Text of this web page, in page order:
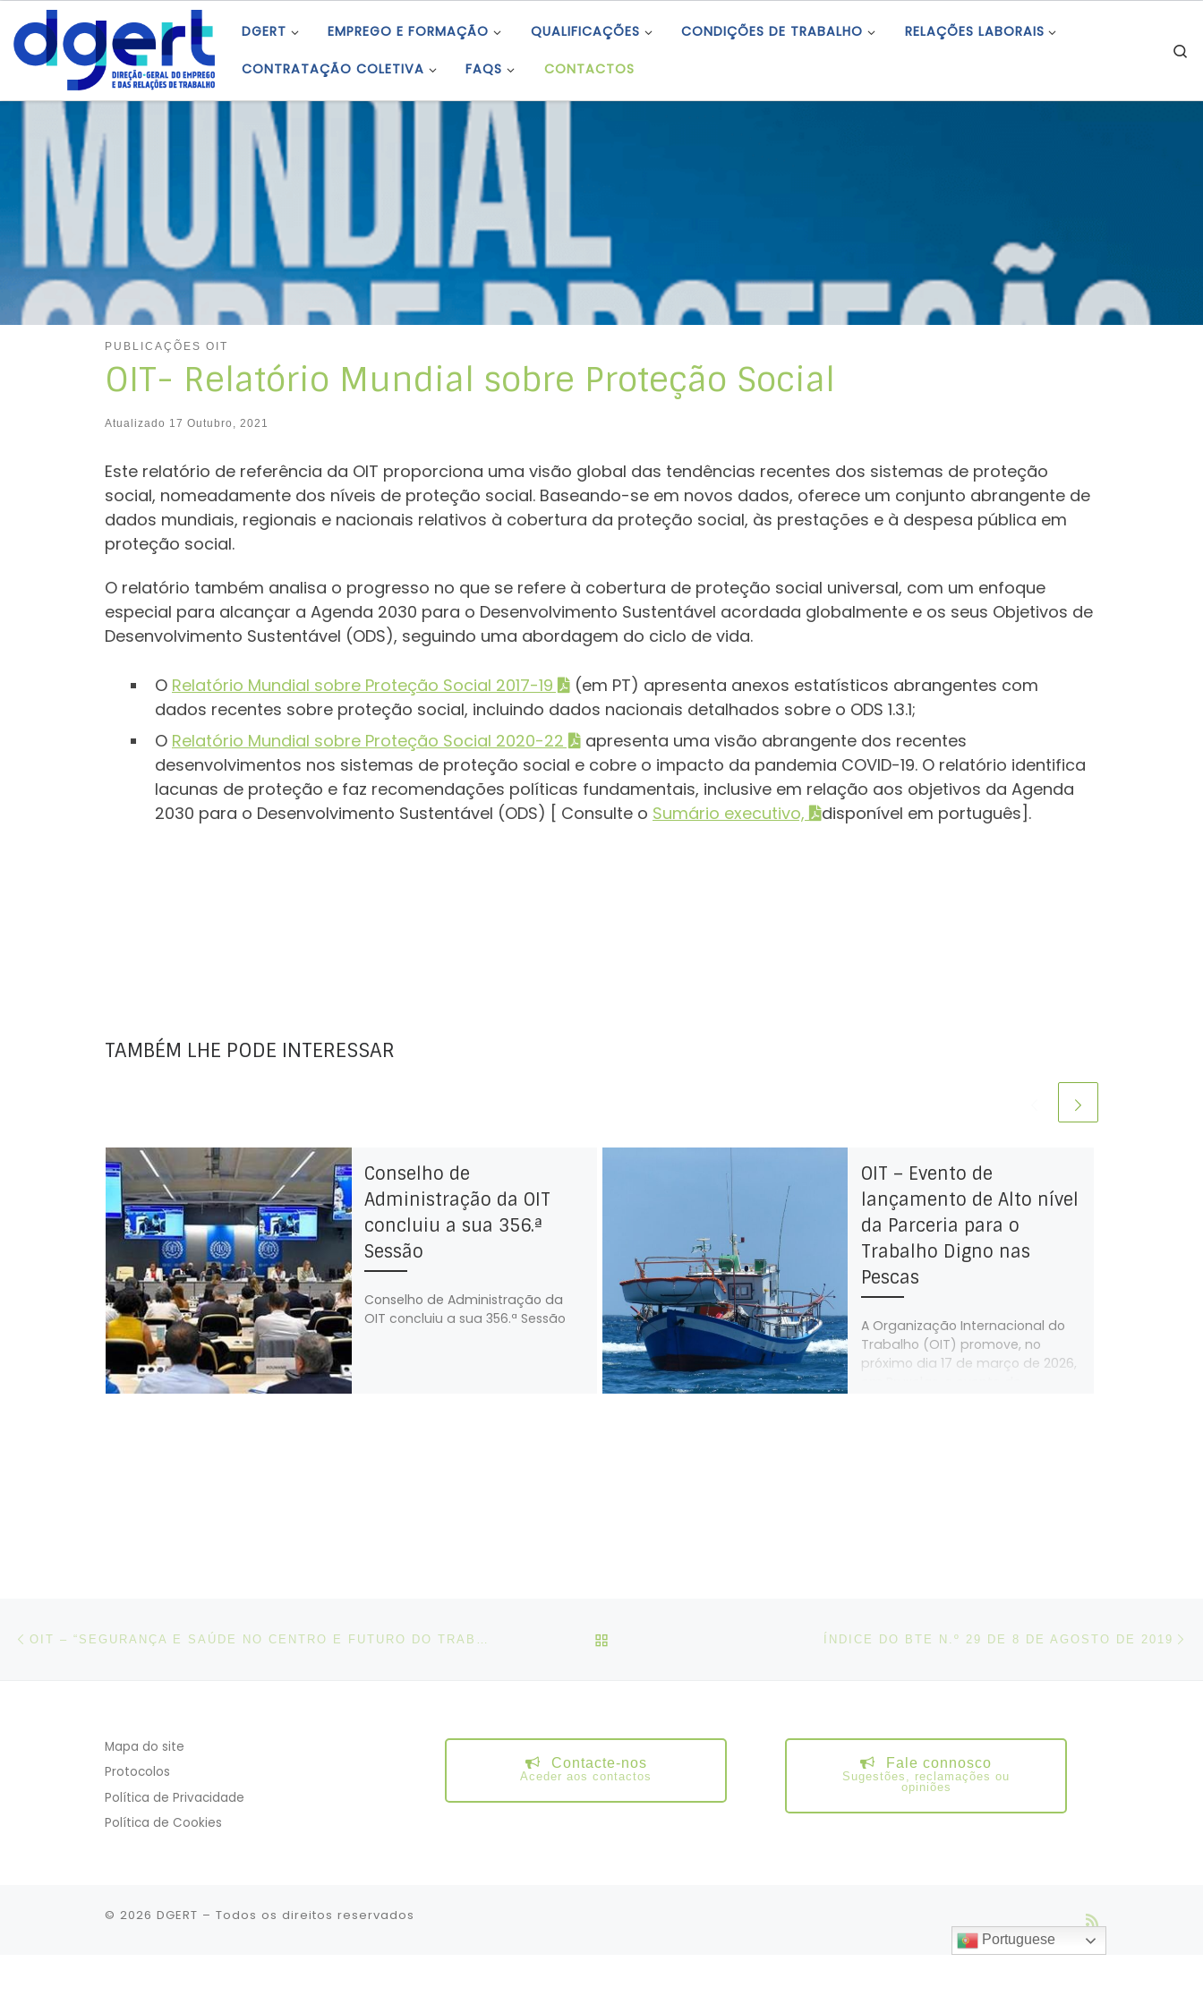
Skip to content DGERT EMPREGO E FORMAÇÃO QUALIFICAÇÕES CONDIÇÕES DE TRABALHO RELAÇÕES LABORAIS
CONTRATAÇÃO COLETIVA FAQS CONTACTOS
PUBLICAÇÕES OIT
OIT- Relatório Mundial sobre Proteção Social
Atualizado 17 Outubro, 2021
Este relatório de referência da OIT proporciona uma visão global das tendências recentes dos sistemas de proteção
social, nomeadamente dos níveis de proteção social. Baseando-se em novos dados, oferece um conjunto abrangente de
dados mundiais, regionais e nacionais relativos à cobertura da proteção social, às prestações e à despesa pública em
proteção social.
O relatório também analisa o progresso no que se refere à cobertura de proteção social universal, com um enfoque
especial para alcançar a Agenda 2030 para o Desenvolvimento Sustentável acordada globalmente e os seus Objetivos de
Desenvolvimento Sustentável (ODS), seguindo uma abordagem do ciclo de vida.
O Relatório Mundial sobre Proteção Social 2017-19
(em PT) apresenta anexos estatísticos abrangentes com
dados recentes sobre proteção social, incluindo dados nacionais detalhados sobre o ODS 1.3.1;
O Relatório Mundial sobre Proteção Social 2020-22
apresenta uma visão abrangente dos recentes
desenvolvimentos nos sistemas de proteção social e cobre o impacto da pandemia COVID-19. O relatório identifica
lacunas de proteção e faz recomendações políticas fundamentais, inclusive em relação aos objetivos da Agenda
2030 para o Desenvolvimento Sustentável (ODS) [ Consulte o Sumário executivo, disponível em português].
TAMBÉM LHE PODE INTERESSAR
Conselho de
Administração da OIT
concluiu a sua 356.ª
Sessão
Conselho de Administração da
OIT concluiu a sua 356.ª Sessão
OIT – Evento de
lançamento de Alto nível
da Parceria para o
Trabalho Digno nas
Pescas
A Organização Internacional do
Trabalho (OIT) promove, no
próximo dia 17 de março de 2026,
Post navigation VOLTAR À LISTA DE ARTIGOSÍNDICE DO BTE N.º 29 DE 8 DE AGOSTO DE 2019
Mapa do site
Protocolos
Política de Privacidade
Política de Cookies
Contacte-nos
Aceder aos contactos
Fale connosco
Sugestões, reclamações ou
opiniões
© 2026 DGERT – Todos os direitos reservados
Portuguese